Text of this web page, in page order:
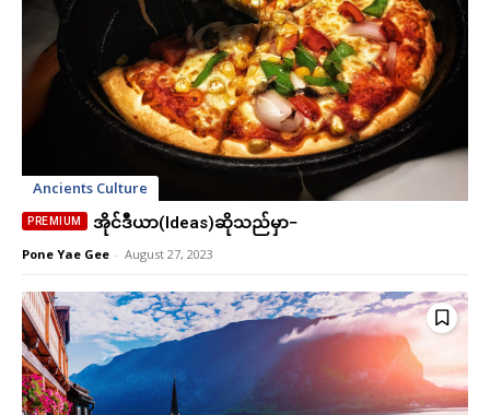
Ancients Culture
အိုင်ဒီယာ(Ideas)ဆိုသည်မှာ−
Pone Yae Gee - August 27, 2023